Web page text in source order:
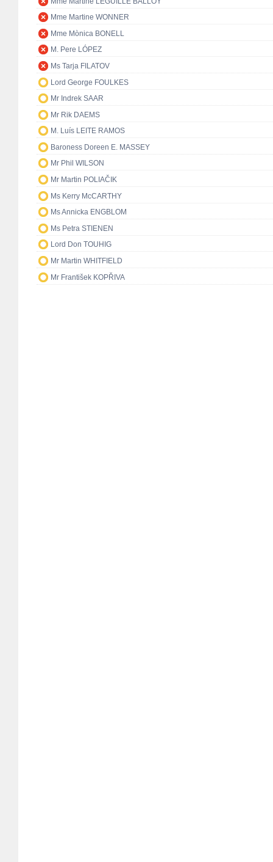
Mme Martine WONNER
Mme Mònica BONELL
M. Pere LÓPEZ
Ms Tarja FILATOV
Lord George FOULKES
Mr Indrek SAAR
Mr Rik DAEMS
M. Luís LEITE RAMOS
Baroness Doreen E. MASSEY
Mr Phil WILSON
Mr Martin POLIAČIK
Ms Kerry McCARTHY
Ms Annicka ENGBLOM
Ms Petra STIENEN
Lord Don TOUHIG
Mr Martin WHITFIELD
Mr František KOPŘIVA